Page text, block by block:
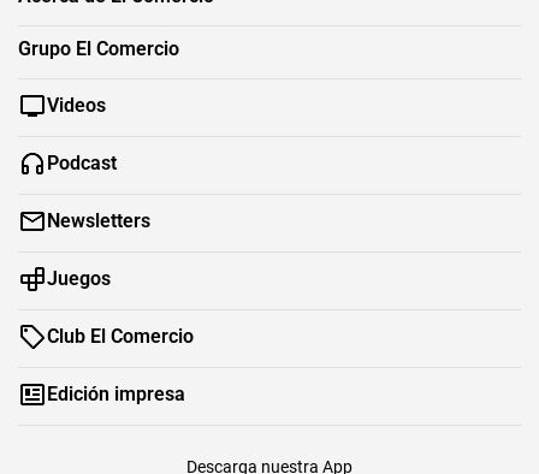
Grupo El Comercio
Videos
Podcast
Newsletters
Juegos
Club El Comercio
Edición impresa
Descarga nuestra App